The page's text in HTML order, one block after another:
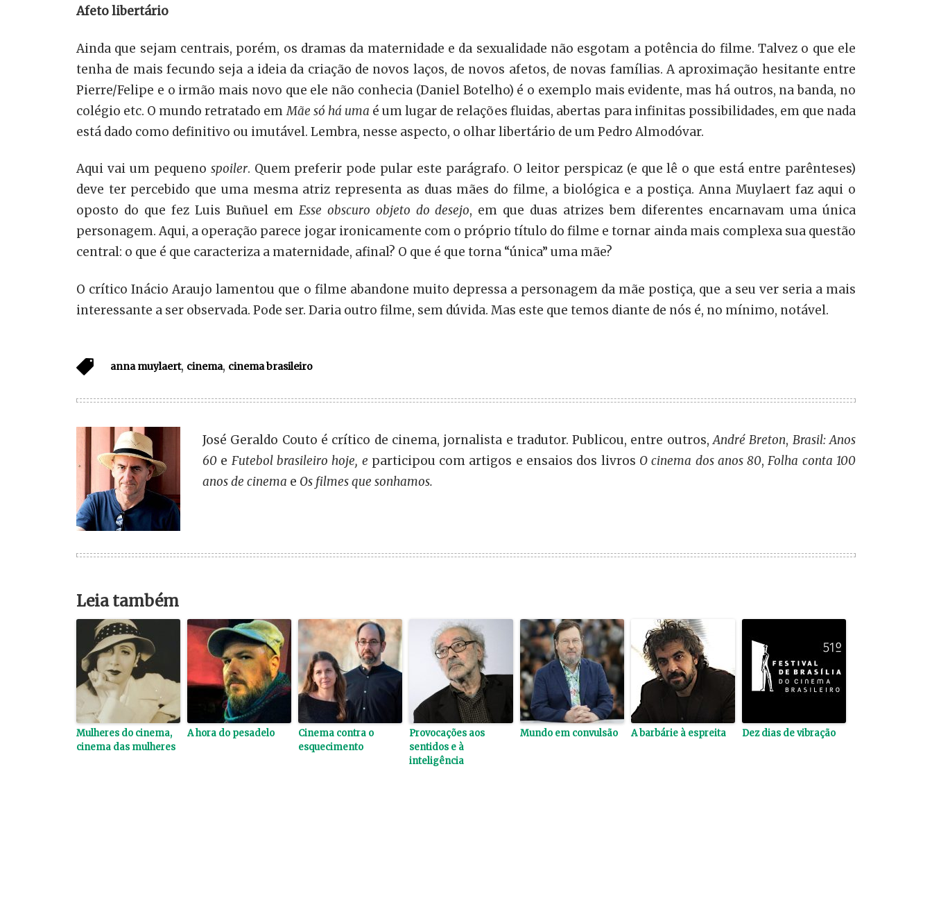
Afeto libertário
Ainda que sejam centrais, porém, os dramas da maternidade e da sexualidade não esgotam a potência do filme. Talvez o que ele
tenha de mais fecundo seja a ideia da criação de novos laços, de novos afetos, de novas famílias. A aproximação hesitante entre
Pierre/Felipe e o irmão mais novo que ele não conhecia (Daniel Botelho) é o exemplo mais evidente, mas há outros, na banda, no
colégio etc. O mundo retratado emMãe só há uma é um lugar de relações fluidas, abertas para infinitas possibilidades, em que nada
está dado como definitivo ou imutável. Lembra, nesse aspecto, o olhar libertário de um Pedro Almodóvar.
Aqui vai um pequeno spoiler. Quem preferir pode pular este parágrafo. O leitor perspicaz (e que lê o que está entre parênteses)
deve ter percebido que uma mesma atriz representa as duas mães do filme, a biológica e a postiça. Anna Muylaert faz aqui o
oposto do que fez Luis Buñuel em Esse obscuro objeto do desejo, em que duas atrizes bem diferentes encarnavam uma única
personagem. Aqui, a operação parece jogar ironicamente com o próprio título do filme e tornar ainda mais complexa sua questão
central: o que é que caracteriza a maternidade, afinal? O que é que torna “única” uma mãe?
O crítico Inácio Araujo lamentou que o filme abandone muito depressa a personagem da mãe postiça, que a seu ver seria a mais
interessante a ser observada. Pode ser. Daria outro filme, sem dúvida. Mas este que temos diante de nós é, no mínimo, notável.
anna muylaert, cinema, cinema brasileiro
José Geraldo Couto é crítico de cinema, jornalista e tradutor. Publicou, entre outros,André Breton, Brasil: Anos
60 e Futebol brasileiro hoje, e participou com artigos e ensaios dos livros O cinema dos anos 80,Folha conta 100
anos de cinema e Os filmes que sonhamos.
Leia também
Mulheres do cinema,
cinema das mulheres
A hora do pesadelo
Cinema contra o
esquecimento
Provocações aos
sentidos e à
inteligência
Mundo em convulsão A barbárie à espreita Dez dias de vibração